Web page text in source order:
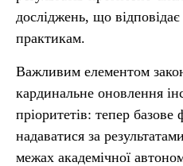
досліджень, що
практикам.
Важливим елементом
кардинальне оновлення
пріоритетів: тепер базове
надаватися за
межах академічної